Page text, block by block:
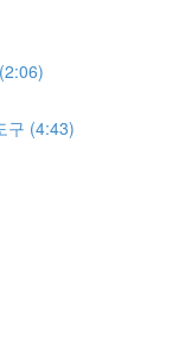
구 (4:43)